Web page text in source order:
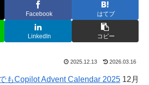
Facebook はてブ
LinkedIn コピー
2025.12.13 2026.03.16
もCopilot Advent Calendar 2025 12月